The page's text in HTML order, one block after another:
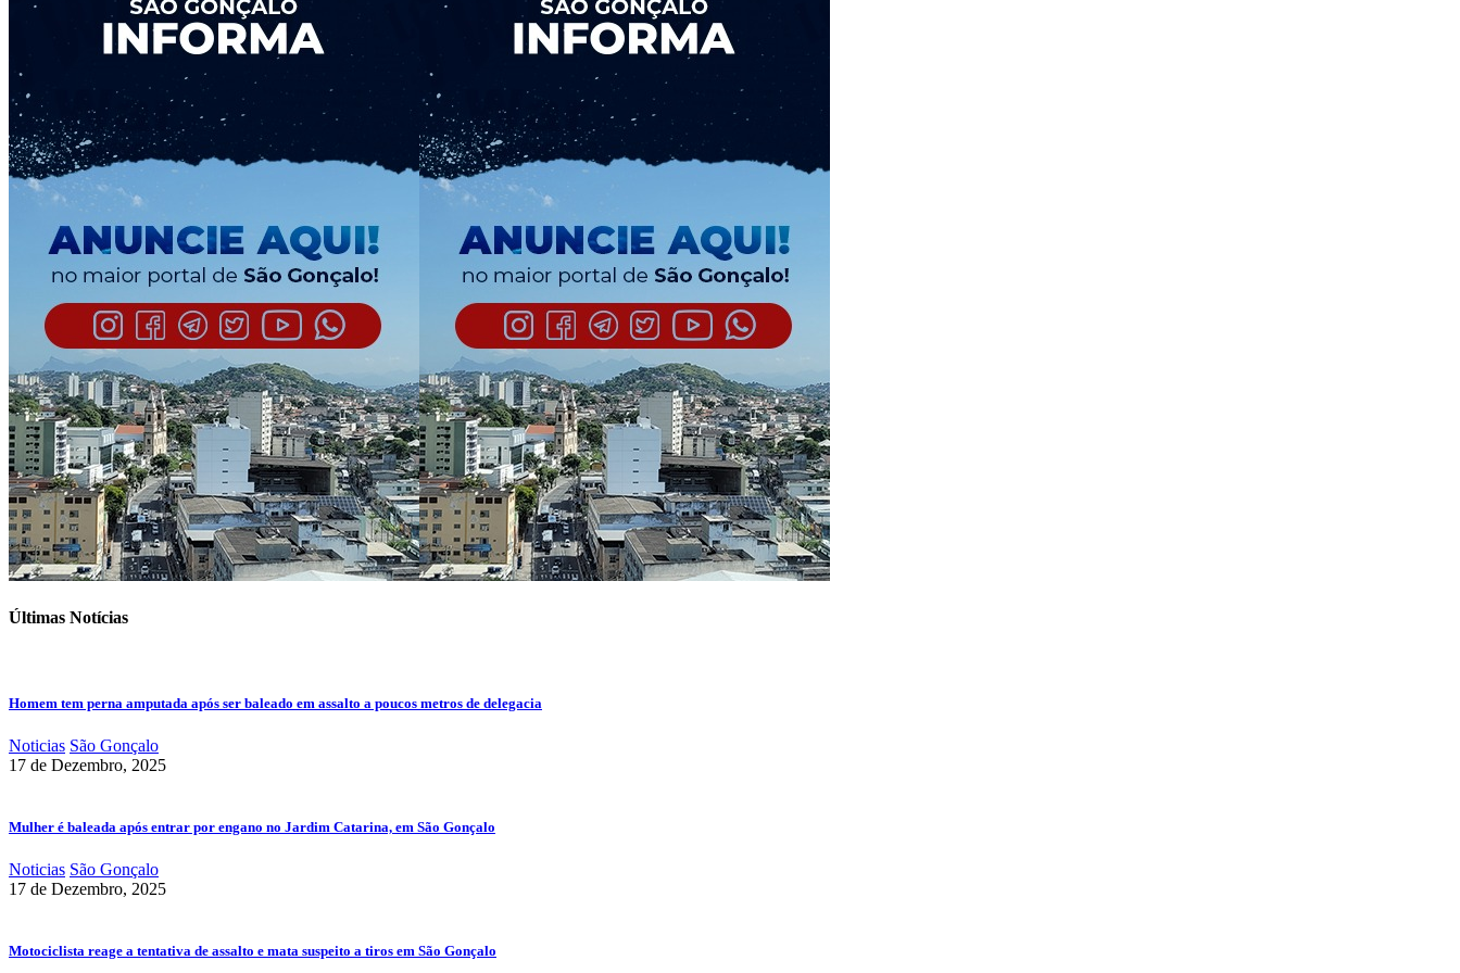
Últimas Notícias
Homem tem perna amputada após ser baleado em assalto a poucos metros de delegacia
Noticias São Gonçalo
17 de Dezembro, 2025
Mulher é baleada após entrar por engano no Jardim Catarina, em São Gonçalo
Noticias São Gonçalo
17 de Dezembro, 2025
Motociclista reage a tentativa de assalto e mata suspeito a tiros em São Gonçalo